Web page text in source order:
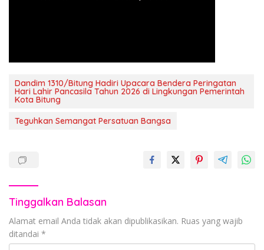
Dandim 1310/Bitung Hadiri Upacara Bendera Peringatan
Hari Lahir Pancasila Tahun 2026 di Lingkungan Pemerintah
Kota Bitung
Teguhkan Semangat Persatuan Bangsa
Tinggalkan Balasan
Alamat email Anda tidak akan dipublikasikan. Ruas yang wajib
ditandai *